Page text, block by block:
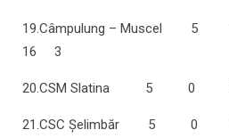
19.Câmpulung –
16 3
20.CSM Slatina
21.CSC Şelimbăr